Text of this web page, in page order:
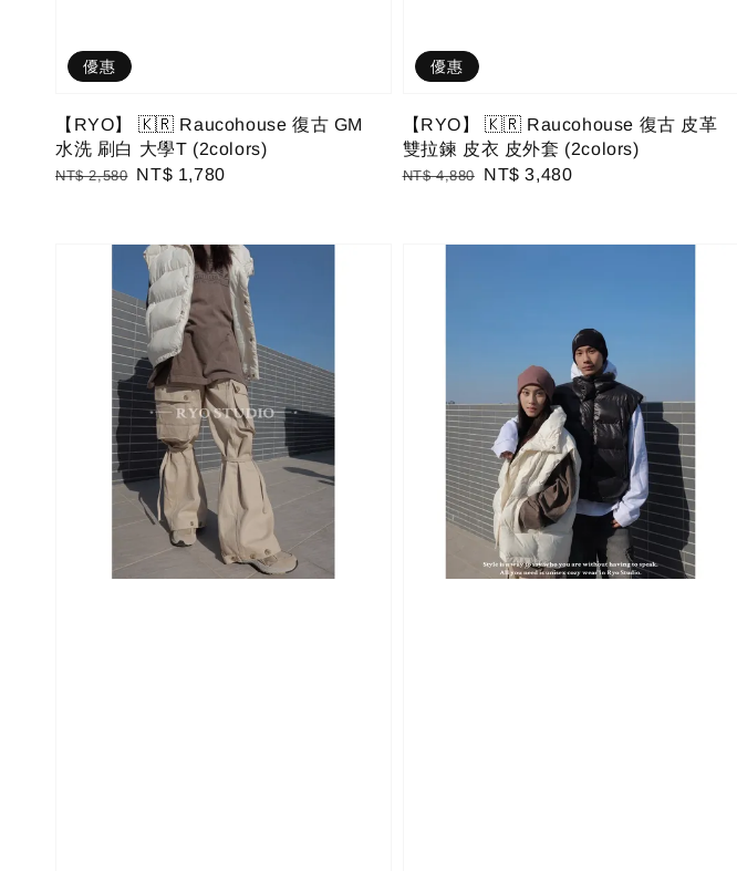
優惠
【RYO】 🇰🇷 Raucohouse 復古 GM
水洗 刷白 大學T (2colors)
Regular
NT$ 2,580 Sale
NT$ 1,780
優惠
【RYO】 🇰🇷 Raucohouse 復古 皮革
雙拉鍊 皮衣 皮外套 (2colors)
Regular
NT$ 4,880
Sale
NT$ 3,480